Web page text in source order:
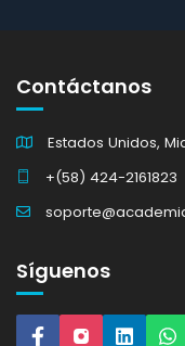
Contáctanos
Estados Unidos,
+(58) 424-2161823
Síguenos